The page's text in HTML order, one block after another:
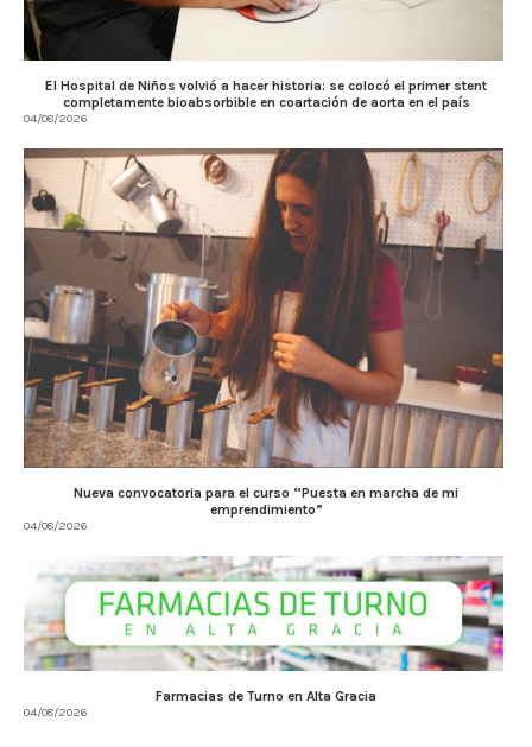
El Hospital de Niños volvió a hacer historia: se colocó el primer stent
completamente bioabsorbible en coartación de aorta en el país
04/08/2026
Nueva convocatoria para el curso “Puesta en marcha de mi
emprendimiento”
04/08/2026
Farmacias de Turno en Alta Gracia
04/08/2026